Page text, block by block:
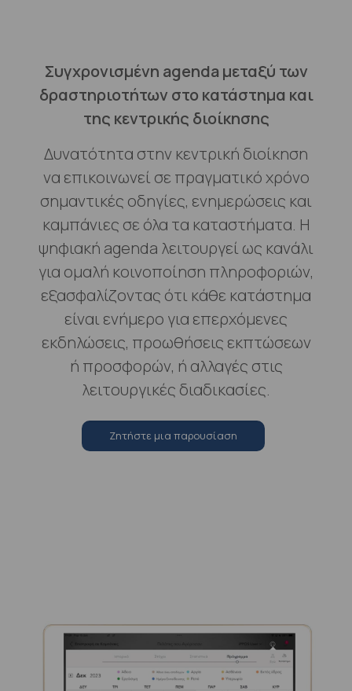
Συγχρονισμένη agenda μεταξύ των
δραστηριοτήτων στο κατάστημα και
της κεντρικής διοίκησης
Δυνατότητα στην κεντρική διοίκηση
να επικοινωνεί σε πραγματικό χρόνο
σημαντικές οδηγίες, ενημερώσεις και
καμπάνιες σε όλα τα καταστήματα. Η
ψηφιακή agenda λειτουργεί ως κανάλι
για ομαλή κοινοποίηση πληροφοριών,
εξασφαλίζοντας ότι κάθε κατάστημα
είναι ενήμερο για επερχόμενες
εκδηλώσεις, προωθήσεις εκπτώσεων
ή προσφορών, ή αλλαγές στις
λειτουργικές διαδικασίες.
Zητήστε μια παρουσίαση